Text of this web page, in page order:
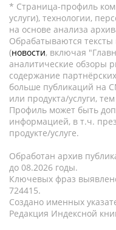
* Страница-профиль
услуги), технологии,
на основе анализа
Обрабатываются
(новости, включая
аналитические обзоры
содержание
больше публикаций на
или продукта/услуги,
Профиль может быть
информацией, в т.ч.
продукте/услуге.
Обработан архив
до 08.2026 годы.
Ключевых фраз
724415.
Создано именных
Редакция Индексной